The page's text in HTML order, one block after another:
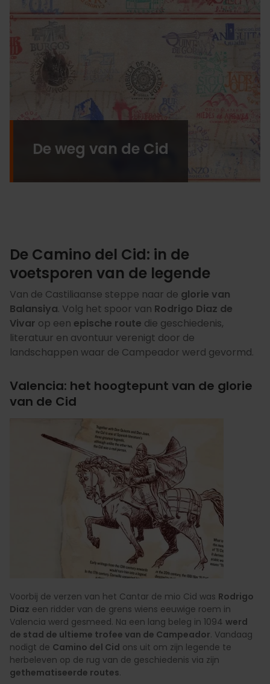
De weg van de Cid
De Camino del Cid: in de
voetsporen van de legende
Van de Castiliaanse steppe naar de glorie van
Balansiya. Volg het spoor van Rodrigo Diaz de
Vivar op een epische route die geschiedenis,
literatuur en avontuur verenigt door de
landschappen waar de Campeador werd gevormd.
Valencia: het hoogtepunt van de glorie
van de Cid
Voorbij de verzen van het Cantar de mio Cid was Rodrigo
Diaz een ridder van de grens wiens eeuwige roem in
Valencia werd gesmeed. Na een lang beleg in 1094 werd
de stad de ultieme trofee van de Campeador. Vandaag
nodigt de Camino del Cid ons uit om zijn legende te
herbeleven op de rug van de geschiedenis via zijn
gethematiseerde routes.